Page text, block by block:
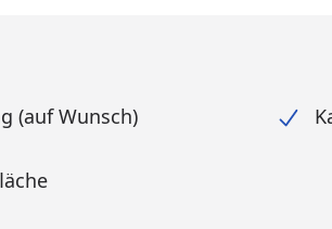
(auf Wunsch)